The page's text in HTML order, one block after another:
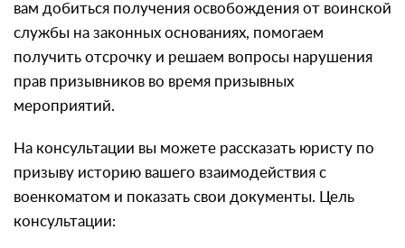
вам добиться получения освобождения от воинской
службы на законных основаниях, помогаем
получить отсрочку и решаем вопросы нарушения
прав призывников во время призывных
мероприятий.
На консультации вы можете рассказать юристу по
призыву историю вашего взаимодействия с
военкоматом и показать свои документы. Цель
консультации: